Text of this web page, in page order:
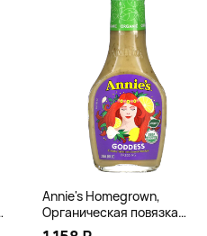
Annie's Homegrown,
Органическая повязка
«Богиня», 236 мл (8 жидк.